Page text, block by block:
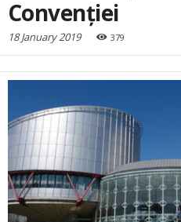
Convenţiei
18 January 2019 379